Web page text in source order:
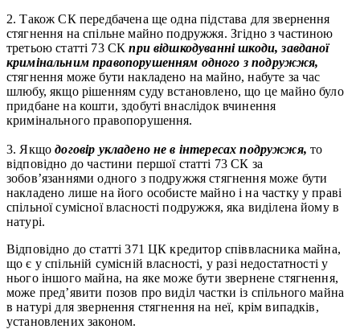
2. Також СК передбачена ще одна підстава для звернення
стягнення на спільне майно подружжя. Згідно з частиною
третьою статті 73 СКпри відшкодуванні шкоди, завданої
кримінальним правопорушенням одного з подружжя,
стягнення може бути накладено на майно, набуте за час
шлюбу, якщо рішенням суду встановлено, що це майно було
придбане на кошти, здобуті внаслідок вчинення
кримінального правопорушення.
3. Якщодоговір укладено не в інтересах подружжя, то
відповідно до частини першої статті 73 СК за
зобов’язаннями одного з подружжя стягнення може бути
накладено лише на його особисте майно і на частку у праві
спільної сумісної власності подружжя, яка виділена йому в
натурі.
Відповідно до статті 371 ЦК кредитор співвласника майна,
що є у спільній сумісній власності, у разі недостатності у
нього іншого майна, на яке може бути звернене стягнення,
може пред’явити позов про виділ частки із спільного майна
в натурі для звернення стягнення на неї, крім випадків,
установлених законом.